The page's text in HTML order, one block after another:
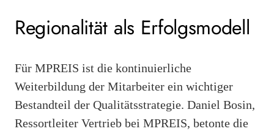
Regionalität als Erfolgsmodell
Für MPREIS ist die kontinuierliche
Weiterbildung der Mitarbeiter ein wichtiger
Bestandteil der Qualitätsstrategie. Daniel Bosin,
Ressortleiter Vertrieb bei MPREIS, betonte die